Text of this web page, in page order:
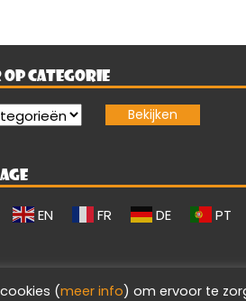
CATEGORIE
EN FR DE PT
(meer info) om ervoor te